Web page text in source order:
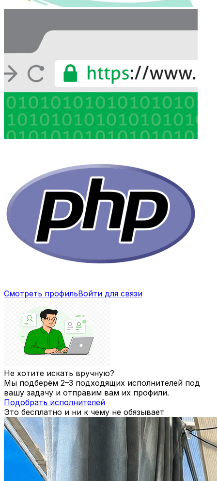
Смотреть профильВойти для связи
Не хотите искать вручную?
Мы подберём 2–3 подходящих исполнителей под
вашу задачу и отправим вам их профили.
Подобрать исполнителей
Это бесплатно и ни к чему не обязывает